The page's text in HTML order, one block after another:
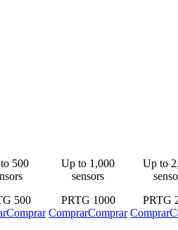
500
500
Comprar
Up to 1,000
sensors
PRTG 1000
ComprarComprar
Up to
PRTG
Comprar